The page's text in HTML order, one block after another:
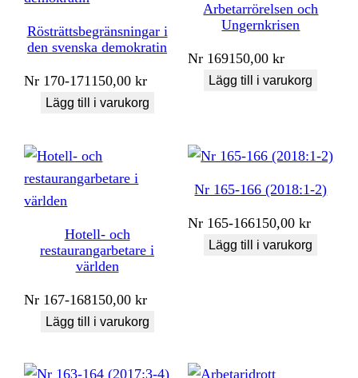
Rösträttsbegränsningar i
den svenska demokratin
Nr 170-171150,00kr
Lägg till i varukorg
Arbetarrörelsen och
Ungernkrisen
Nr 169150,00kr
Lägg till i varukorg
Hotell- och
restaurangarbetare i
världen
Nr 167-168150,00kr
Lägg till i varukorg
Nr 165-166 (2018:1-2)
Nr 165-166150,00kr
Lägg till i varukorg